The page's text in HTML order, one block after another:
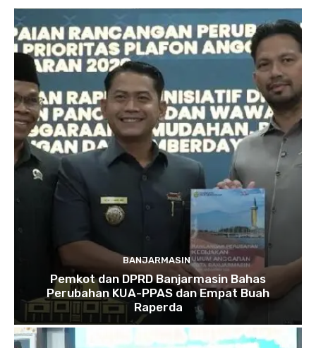
BANJARMASIN
Pemkot dan DPRD Banjarmasin Bahas
Perubahan KUA-PPAS dan Empat Buah
Raperda